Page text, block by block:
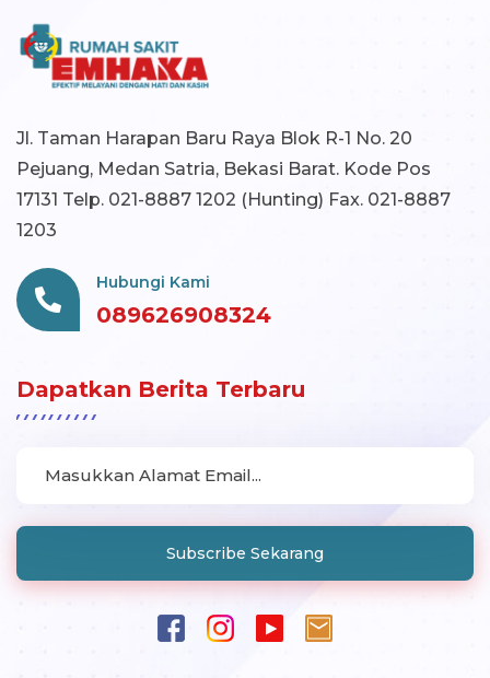
Jl. Taman Harapan Baru Raya Blok R-1 No. 20
Pejuang, Medan Satria, Bekasi Barat. Kode Pos
17131 Telp. 021-8887 1202 (Hunting) Fax. 021-8887
1203
Hubungi Kami
089626908324
Dapatkan Berita Terbaru
Subscribe Sekarang